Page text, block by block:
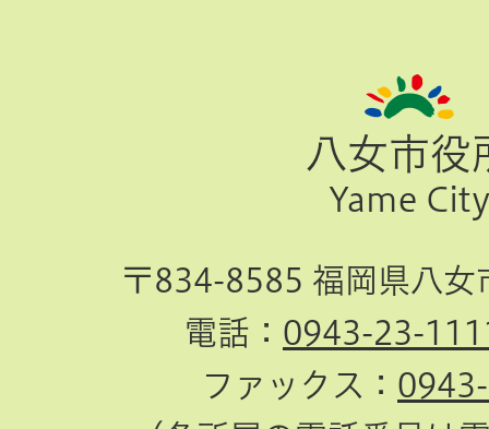
八女市役
Yame City
〒834-8585 福岡県八女
電話： 0943-23-
ファックス：